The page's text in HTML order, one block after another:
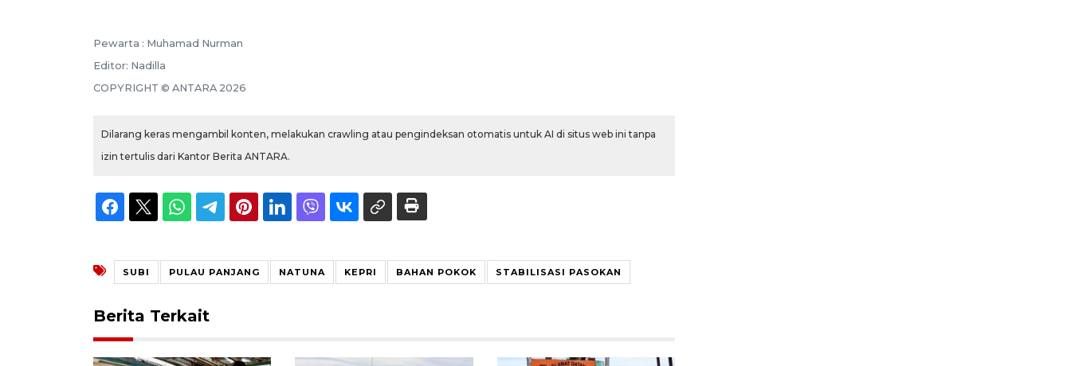
Pewarta : Muhamad Nurman
Editor: Nadilla
COPYRIGHT © ANTARA 2026
Dilarang keras mengambil konten, melakukan crawling atau pengindeksan otomatis untuk AI di situs web ini tanpa
izin tertulis dari Kantor Berita ANTARA.
SUBI PULAU PANJANG NATUNA KEPRI BAHAN POKOK STABILISASI PASOKAN
Berita Terkait